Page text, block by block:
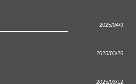
2025/04/9
2025/03/26
2025/03/12